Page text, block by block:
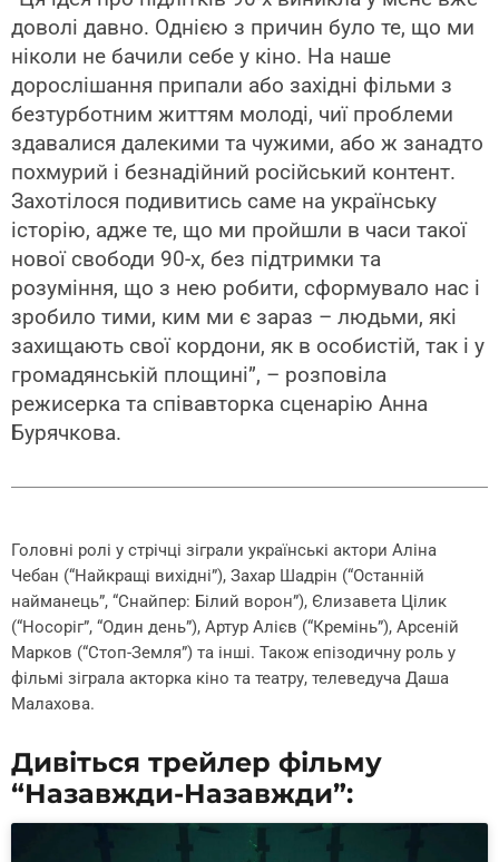
доволі давно. Однією з причин було те, що ми
ніколи не бачили себе у кіно. На наше
дорослішання припали або західні фільми з
безтурботним життям молоді, чиї проблеми
здавалися далекими та чужими, або ж занадто
похмурий і безнадійний російський контент.
Захотілося подивитись саме на українську
історію, адже те, що ми пройшли в часи такої
нової свободи 90-х, без підтримки та
розуміння, що з нею робити, сформувало нас і
зробило тими, ким ми є зараз – людьми, які
захищають свої кордони, як в особистій, так і у
громадянській площині”, – розповіла
режисерка та співавторка сценарію Анна
Бурячкова.
Головні ролі у стрічці зіграли українські актори Аліна
Чебан (“Найкращі вихідні”), Захар Шадрін (“Останній
найманець”, “Снайпер: Білий ворон”), Єлизавета Цілик
(“Носоріг”, “Один день”), Артур Алієв (“Кремінь”), Арсеній
Марков (“Стоп-Земля”) та інші. Також епізодичну роль у
фільмі зіграла акторка кіно та театру, телеведуча Даша
Малахова.
Дивіться трейлер фільму
“Назавжди-Назавжди”: